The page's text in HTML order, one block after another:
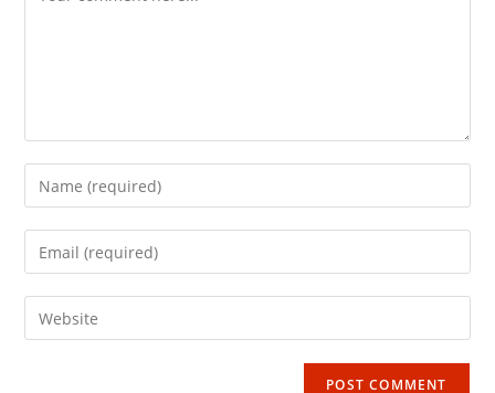
Enter
your
name
comment
Enter
your
email
address
Enter
your